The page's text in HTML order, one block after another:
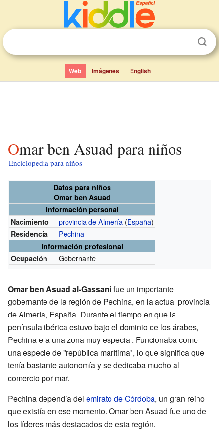
Web Imágenes English
Omar ben Asuad para niños
Enciclopedia para niños
Datos para niños
Omar ben Asuad
Información personal
Nacimiento
provincia de Almería (España)
Residencia Pechina
Información profesional
Ocupación
Gobernante
Omar ben Asuad al-Gassanifue un importante
gobernante de la región de Pechina, en la actual provincia
de Almería, España. Durante el tiempo en que la
península ibérica estuvo bajo el dominio de los árabes,
Pechina era una zona muy especial. Funcionaba como
una especie de "república marítima", lo que significa que
tenía bastante autonomía y se dedicaba mucho al
comercio por mar.
Pechina dependía del emirato de Córdoba, un gran reino
que existía en ese momento. Omar ben Asuad fue uno de
los líderes más destacados de esta región.